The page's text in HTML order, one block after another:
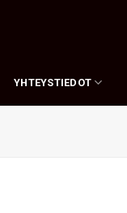
YHTEYSTIEDOT